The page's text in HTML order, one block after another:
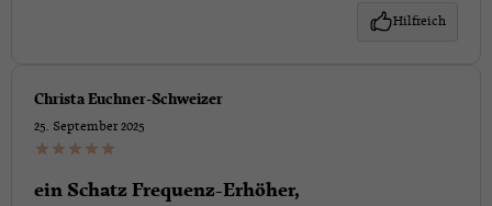
Hilfreich
Christa Euchner-Schweizer
25. September 2025
ein Schatz Frequenz-Erhöher,